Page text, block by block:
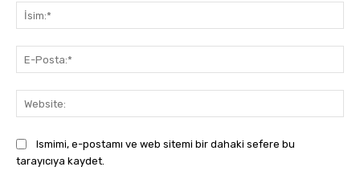
Ismimi, e-postamı ve web sitemi bir dahaki sefere bu
tarayıcıya kaydet.